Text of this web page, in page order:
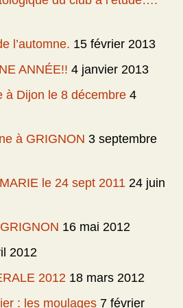
l’automne. 15 février 2013
ANNÉE!! 4 janvier 2013
à Dijon le 8 décembre 4
à GRIGNON 3 septembre
le 24 sept 2011 24 juin
16 mai 2012
2012
2012 18 mars 2012
: les moulages 7 février